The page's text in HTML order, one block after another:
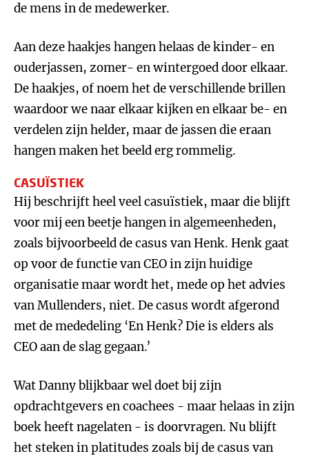
de mens in de medewerker.
Aan deze haakjes hangen helaas de kinder- en
ouderjassen, zomer- en wintergoed door elkaar.
De haakjes, of noem het de verschillende brillen
waardoor we naar elkaar kijken en elkaar be- en
verdelen zijn helder, maar de jassen die eraan
hangen maken het beeld erg rommelig.
CASUÏSTIEK
Hij beschrijft heel veel casuïstiek, maar die blijft
voor mij een beetje hangen in algemeenheden,
zoals bijvoorbeeld de casus van Henk. Henk gaat
op voor de functie van CEO in zijn huidige
organisatie maar wordt het, mede op het advies
van Mullenders, niet. De casus wordt afgerond
met de mededeling ‘En Henk? Die is elders als
CEO aan de slag gegaan.’
Wat Danny blijkbaar wel doet bij zijn
opdrachtgevers en coachees - maar helaas in zijn
boek heeft nagelaten - is doorvragen. Nu blijft
het steken in platitudes zoals bij de casus van